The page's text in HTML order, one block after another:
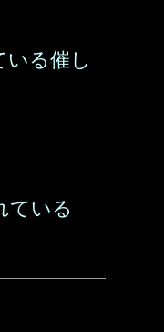
いる催し
ている